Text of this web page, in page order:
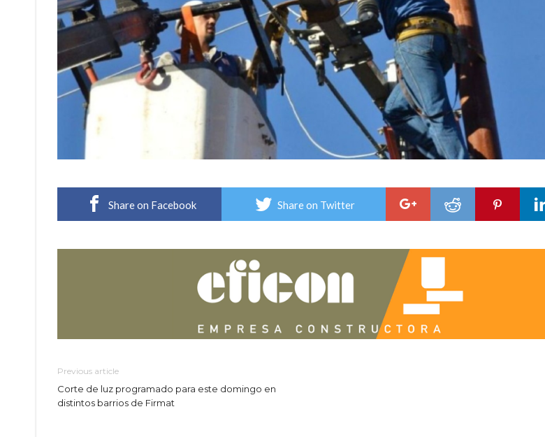
Share on Facebook Share on Twitter
Previous article
Corte de luz programado para este domingo en
distintos barrios de Firmat